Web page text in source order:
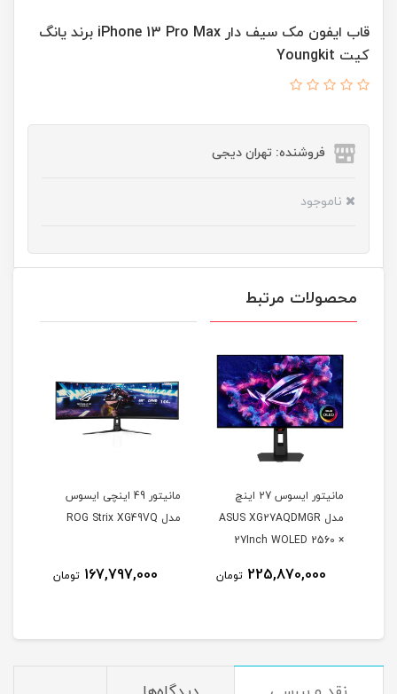
قاب ایفون مک سیف دار iPhone 13 Pro Max برند یانگ
کیت Youngkit
فروشنده: تهران دیجی
ناموجود
محصولات مرتبط
مانیتور ایسوس 27 اینچ
مدل ASUS XG27AQDMGR
27Inch WOLED 2560 ×
250Nits Matte ROG OLED
225,870,000 تومان
مانیتور 49 اینچی ایسوس
مدل ROG Strix XG49VQ
167,797,000 تومان